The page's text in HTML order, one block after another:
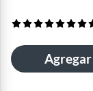
Agregar